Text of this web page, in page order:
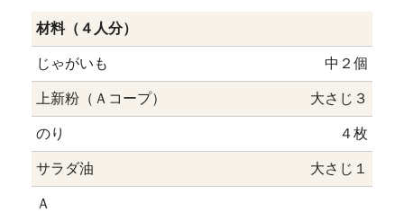
材料（４人分）
じゃがいも 中２個
上新粉（Ａコープ） 大さじ３
のり ４枚
サラダ油 大さじ１
Ａ